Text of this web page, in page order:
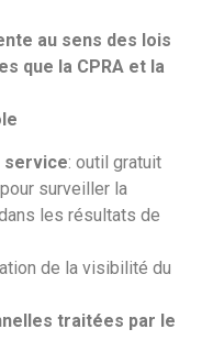
au sens des lois
que la CPRA et la
service: outil gratuit
surveiller la
les résultats de
de la visibilité du
traitées par le